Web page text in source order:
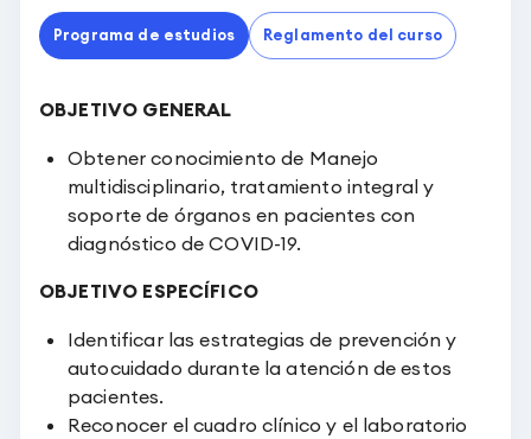
Programa de estudios Reglamento del curso
OBJETIVO GENERAL
Obtener conocimiento de Manejo
multidisciplinario, tratamiento integral y
soporte de órganos en pacientes con
diagnóstico de COVID-19.
OBJETIVO ESPECÍFICO
Identificar las estrategias de prevención y
autocuidado durante la atención de estos
pacientes.
Reconocer el cuadro clínico y el laboratorio